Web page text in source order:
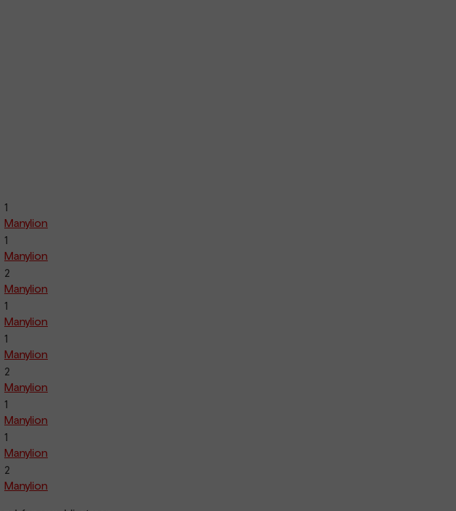
1
Manylion
1
Manylion
2
Manylion
1
Manylion
1
Manylion
2
Manylion
1
Manylion
1
Manylion
2
Manylion